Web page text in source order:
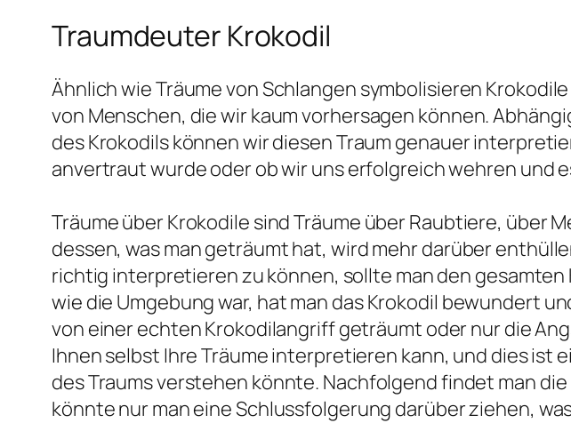
Traumdeuter Krokodil
Ähnlich wie Träume von Schlangen symbolisieren
von Menschen, die wir kaum vorhersagen können.
des Krokodils können wir diesen Traum genauer
anvertraut wurde oder ob wir uns erfolgreich wehren und
Träume über Krokodile sind Träume über Raubtiere, über
dessen, was man geträumt hat, wird mehr darüber
richtig interpretieren zu können, sollte man den
wie die Umgebung war, hat man das Krokodil bewundert
von einer echten Krokodilangriff geträumt oder nur die
Ihnen selbst Ihre Träume interpretieren kann, und dies ist
des Traums verstehen könnte. Nachfolgend findet man
könnte nur man eine Schlussfolgerung darüber ziehen,